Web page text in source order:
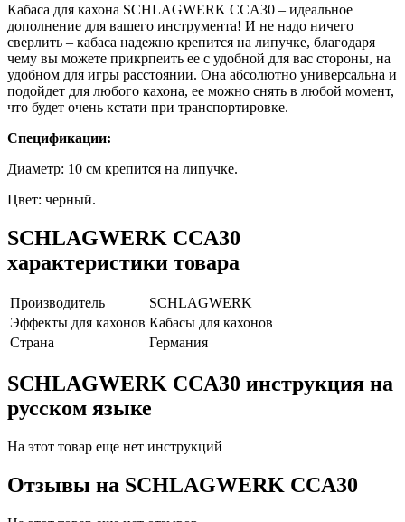
Кабаса для кахона SCHLAGWERK CCA30 – идеальное
дополнение для вашего инструмента! И не надо ничего
сверлить – кабаса надежно крепится на липучке, благодаря
чему вы можете прикрпеить ее с удобной для вас стороны, на
удобном для игры расстоянии. Она абсолютно универсальна и
подойдет для любого кахона, ее можно снять в любой момент,
что будет очень кстати при транспортировке.
Спецификации:
Диаметр: 10 см крепится на липучке.
Цвет: черный.
SCHLAGWERK CCA30
характеристики товара
Производитель
SCHLAGWERK
Эффекты для кахонов Кабасы для кахонов
Страна
Германия
SCHLAGWERK CCA30 инструкция на
русском языке
На этот товар еще нет инструкций
Отзывы на SCHLAGWERK CCA30